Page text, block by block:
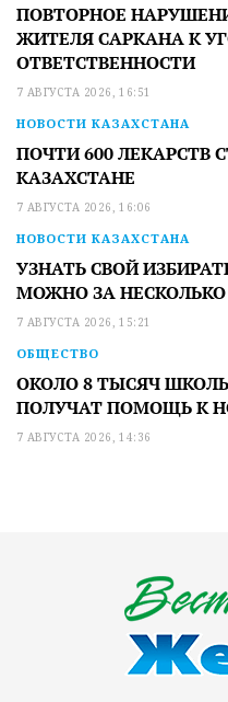
ПОВТОРНОЕ
ЖИТЕЛЯ САРКАНА К
ОТВЕТСТВЕННОСТИ
7 АВГУСТА 2026, 16:51
НОВОСТИ КАЗАХСТАНА
ПОЧТИ 600 ЛЕКАРСТВ
КАЗАХСТАНЕ
7 АВГУСТА 2026, 16:06
НОВОСТИ КАЗАХСТАНА
УЗНАТЬ СВОЙ
МОЖНО ЗА
7 АВГУСТА 2026, 15:21
ОБЩЕСТВО
ОКОЛО 8 ТЫСЯЧ
ПОЛУЧАТ ПОМОЩЬ К
7 АВГУСТА 2026, 14:36